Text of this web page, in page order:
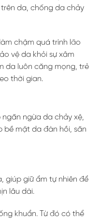
da, chống da chảy
chậm quá trình lão
vệ da khỏi sự xâm
da luôn căng mọng, trẻ
thời gian.
ngăn ngừa da chảy xệ,
bề mặt da đàn hồi, săn
giúp giữ ẩm tự nhiên để
lâu dài.
khuẩn. Từ đó có thể